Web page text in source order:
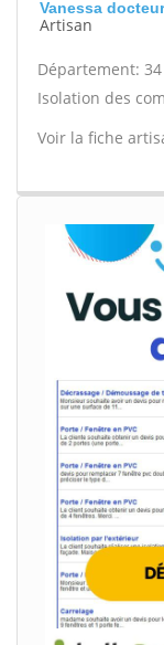
Vanessa
Artisan
Département: 34
Isolation des
Voir la fiche